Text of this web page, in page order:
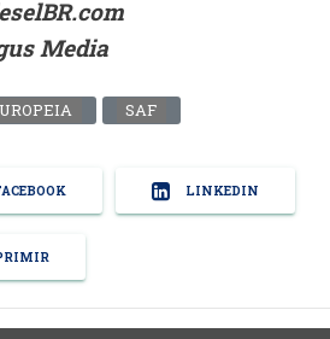
Media
SAF
LINKEDIN